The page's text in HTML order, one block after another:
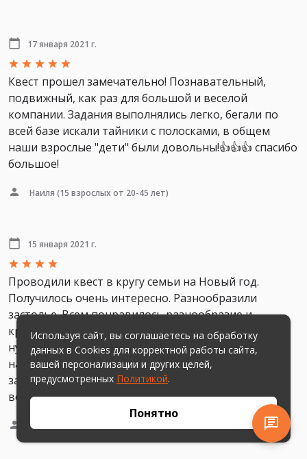
17 января 2021 г.
Квест прошел замечательно! Познавательный,
подвижный, как раз для большой и веселой
компании. Задания выполнялись легко, бегали по
всей базе искали тайники с полосками, в общем
наши взрослые "дети" были довольны!👍👍👍 спасибо
большое!
Наиля (15 взрослых от 20-45 лет)
15 января 2021 г.
Проводили квест в кругу семьи на Новый год.
Получилось очень интересно. Разнообразили
застолье. Всем понравилось разнообразие и
креативность заданий. Очень классное задание где
нужно угадать мелодию которая звучит задом
наперёд. И задание с фантами «кот, у которого
застрял в попе дождик» все ещё вызывает смех у
всех!!!
Оксана
Используя сайт, вы соглашаетесь на обработку
данных в Cookies для корректной работы сайта,
вашей персонализации и других целей,
предусмотренных Политикой.
Понятно